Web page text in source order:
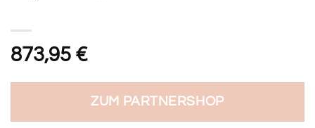
873,95 €
ZUM PARTNERSHOP